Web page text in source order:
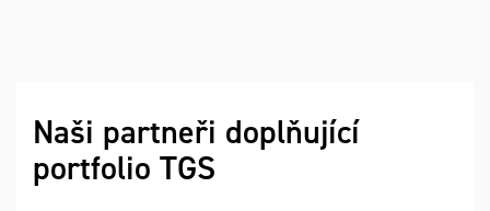
Naši partneři doplňující
portfolio TGS